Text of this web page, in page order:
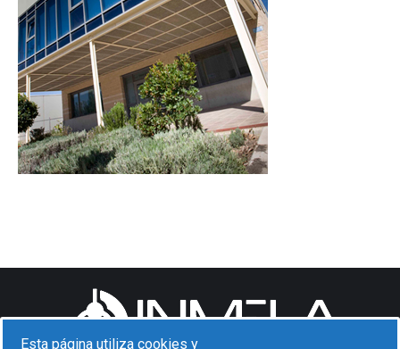
Esta página utiliza cookies y